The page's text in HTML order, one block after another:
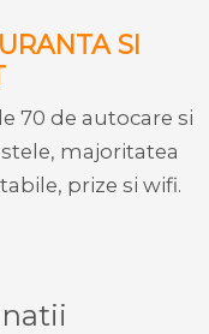
SI
70 de autocare si
majoritatea
prize si wifi.